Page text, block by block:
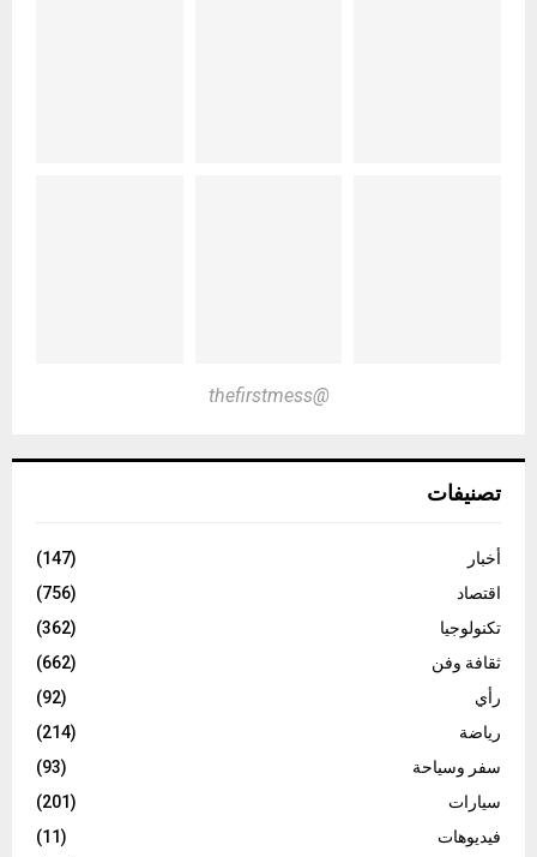
@thefirstmess
تصنيفات
أخبار
(147)
اقتصاد
(756)
تكنولوجيا
(362)
ثقافة وفن
(662)
رأي
(92)
رياضة
(214)
سفر وسياحة
(93)
سيارات
(201)
فيديوهات
(11)